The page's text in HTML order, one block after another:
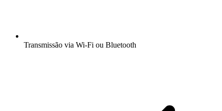
Transmissão via Wi-Fi ou Bluetooth